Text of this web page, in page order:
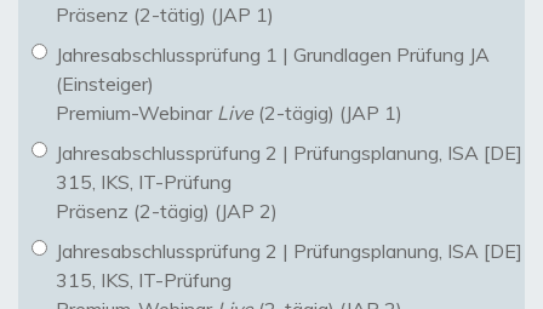
Präsenz (2-tätig) (JAP 1)
Jahresabschlussprüfung 1 | Grundlagen Prüfung JA
(Einsteiger)
Premium-Webinar Live (2-tägig) (JAP 1)
Jahresabschlussprüfung 2 | Prüfungsplanung, ISA [DE]
315, IKS, IT-Prüfung
Präsenz (2-tägig) (JAP 2)
Jahresabschlussprüfung 2 | Prüfungsplanung, ISA [DE]
315, IKS, IT-Prüfung